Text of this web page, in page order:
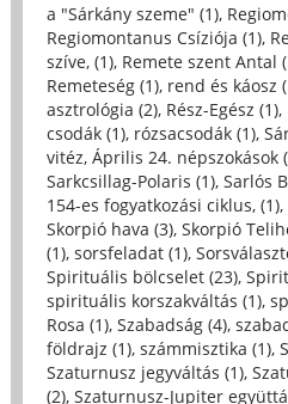
a "Sárkány szeme" (1),
Regiomontanus Csíziója (1),
szíve, (1), Remete szent Antal
Remeteség (1), rend és káosz
asztrológia (2), Rész-Egész (1),
csodák (1), rózsacsodák (1),
vitéz, Április 24. népszokások
Sarkcsillag-Polaris (1), Sarlós
154-es fogyatkozási ciklus, (1),
Skorpió hava (3), Skorpió
(1), sorsfeladat (1),
Spirituális bölcselet (23),
spirituális korszakváltás (1),
Rosa (1), Szabadság (4),
földrajz (1), számmisztika (1),
Szaturnusz jegyváltás (1),
(2), Szaturnusz-Jupiter